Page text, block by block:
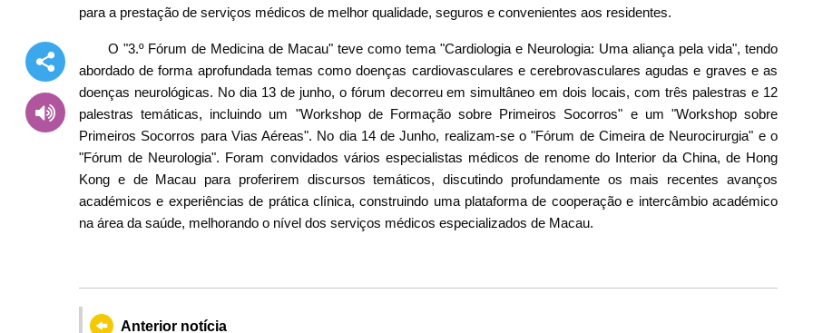
para a prestação de serviços médicos de melhor qualidade, seguros e convenientes aos residentes.
O "3.º Fórum de Medicina de Macau" teve como tema "Cardiologia e Neurologia: Uma aliança pela vida", tendo
abordado de forma aprofundada temas como doenças cardiovasculares e cerebrovasculares agudas e graves e as
doenças neurológicas. No dia 13 de junho, o fórum decorreu em simultâneo em dois locais, com três palestras e 12
palestras temáticas, incluindo um "Workshop de Formação sobre Primeiros Socorros" e um "Workshop sobre
Primeiros Socorros para Vias Aéreas". No dia 14 de Junho, realizam-se o "Fórum de Cimeira de Neurocirurgia" e o
"Fórum de Neurologia". Foram convidados vários especialistas médicos de renome do Interior da China, de Hong
Kong e de Macau para proferirem discursos temáticos, discutindo profundamente os mais recentes avanços
académicos e experiências de prática clínica, construindo uma plataforma de cooperação e intercâmbio académico
na área da saúde, melhorando o nível dos serviços médicos especializados de Macau.
Anterior notícia